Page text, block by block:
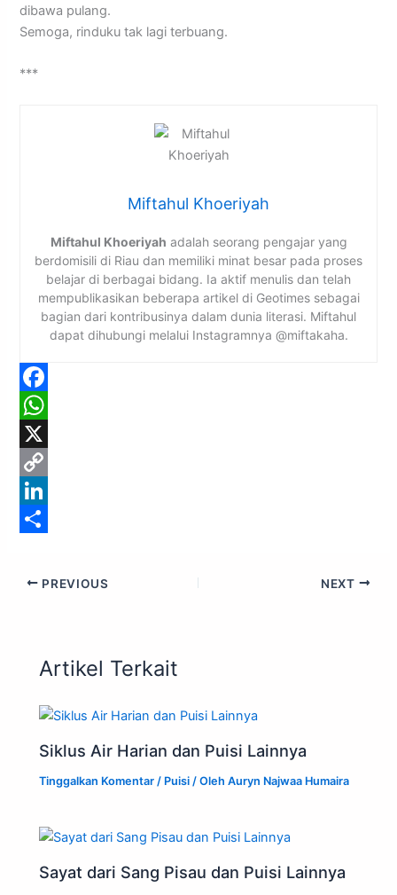
dibawa pulang.
Semoga, rinduku tak lagi terbuang.
***
Miftahul Khoeriyah
Miftahul Khoeriyah adalah seorang pengajar yang
berdomisili di Riau dan memiliki minat besar pada proses
belajar di berbagai bidang. Ia aktif menulis dan telah
mempublikasikan beberapa artikel di Geotimes sebagai
bagian dari kontribusinya dalam dunia literasi. Miftahul
dapat dihubungi melalui Instagramnya @miftakaha.
F
a
c
e
b
W
h
a
X
C
o
L
PREVIOUS NEXT
Artikel Terkait
Siklus Air Harian dan Puisi Lainnya
Tinggalkan Komentar / Puisi / OlehAuryn Najwaa Humaira
Sayat dari Sang Pisau dan Puisi Lainnya